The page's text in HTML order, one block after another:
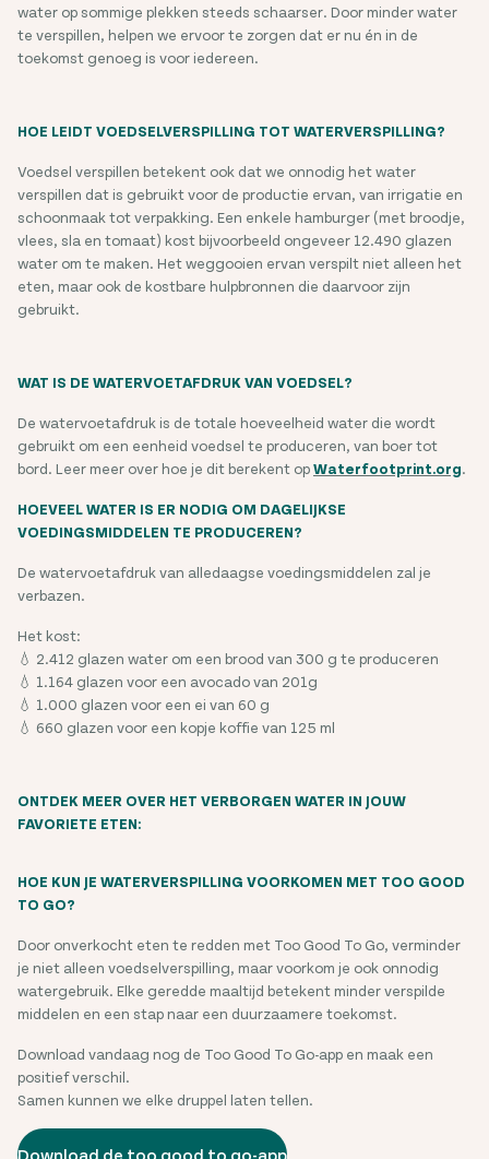
water op sommige plekken steeds schaarser. Door minder water
te verspillen, helpen we ervoor te zorgen dat er nu én in de
toekomst genoeg is voor iedereen.
HOE LEIDT VOEDSELVERSPILLING TOT WATERVERSPILLING?
Voedsel verspillen betekent ook dat we onnodig het water
verspillen dat is gebruikt voor de productie ervan, van irrigatie en
schoonmaak tot verpakking. Een enkele hamburger (met broodje,
vlees, sla en tomaat) kost bijvoorbeeld ongeveer 12.490 glazen
water om te maken. Het weggooien ervan verspilt niet alleen het
eten, maar ook de kostbare hulpbronnen die daarvoor zijn
gebruikt.
WAT IS DE WATERVOETAFDRUK VAN VOEDSEL?
De watervoetafdruk is de totale hoeveelheid water die wordt
gebruikt om een eenheid voedsel te produceren, van boer tot
bord. Leer meer over hoe je dit berekent opWaterfootprint.org.
HOEVEEL WATER IS ER NODIG OM DAGELIJKSE
VOEDINGSMIDDELEN TE PRODUCEREN?
De watervoetafdruk van alledaagse voedingsmiddelen zal je
verbazen.
Het kost:
💧 2.412 glazen water om een brood van 300 g te produceren
💧 1.164 glazen voor een avocado van 201g
💧 1.000 glazen voor een ei van 60 g
💧 660 glazen voor een kopje koffie van 125 ml
ONTDEK MEER OVER HET VERBORGEN WATER IN JOUW
FAVORIETE ETEN:
HOE KUN JE WATERVERSPILLING VOORKOMEN MET TOO GOOD
TO GO?
Door onverkocht eten te redden met Too Good To Go, verminder
je niet alleen voedselverspilling, maar voorkom je ook onnodig
watergebruik. Elke geredde maaltijd betekent minder verspilde
middelen en een stap naar een duurzaamere toekomst.
Download vandaag nog de Too Good To Go-app en maak een
positief verschil.
Samen kunnen we elke druppel laten tellen.
Download de too good to go-app